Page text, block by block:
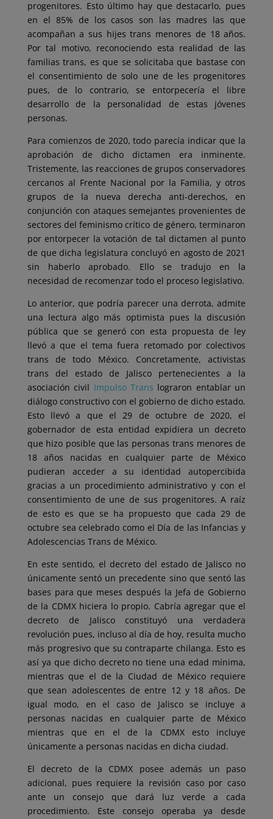
progenitores. Esto último hay que destacarlo, pues
en el 85% de los casos son las madres las que
acompañan a sus hijes trans menores de 18 años.
Por tal motivo, reconociendo esta realidad de las
familias trans, es que se solicitaba que bastase con
el consentimiento de solo une de les progenitores
pues, de lo contrario, se entorpecería el libre
desarrollo de la personalidad de estas jóvenes
personas.
Para comienzos de 2020, todo parecía indicar que la
aprobación de dicho dictamen era inminente.
Tristemente, las reacciones de grupos conservadores
cercanos al Frente Nacional por la Familia, y otros
grupos de la nueva derecha anti-derechos, en
conjunción con ataques semejantes provenientes de
sectores del feminismo crítico de género, terminaron
por entorpecer la votación de tal dictamen al punto
de que dicha legislatura concluyó en agosto de 2021
sin haberlo aprobado. Ello se tradujo en la
necesidad de recomenzar todo el proceso legislativo.
Lo anterior, que podría parecer una derrota, admite
una lectura algo más optimista pues la discusión
pública que se generó con esta propuesta de ley
llevó a que el tema fuera retomado por colectivos
trans de todo México. Concretamente, activistas
trans del estado de Jalisco pertenecientes a la
asociación civil Impulso Trans lograron entablar un
diálogo constructivo con el gobierno de dicho estado.
Esto llevó a que el 29 de octubre de 2020, el
gobernador de esta entidad expidiera un decreto
que hizo posible que las personas trans menores de
18 años nacidas en cualquier parte de México
pudieran acceder a su identidad autopercibida
gracias a un procedimiento administrativo y con el
consentimiento de une de sus progenitores. A raíz
de esto es que se ha propuesto que cada 29 de
octubre sea celebrado como el Día de las Infancias y
Adolescencias Trans de México.
En este sentido, el decreto del estado de Jalisco no
únicamente sentó un precedente sino que sentó las
bases para que meses después la Jefa de Gobierno
de la CDMX hiciera lo propio. Cabría agregar que el
decreto de Jalisco constituyó una verdadera
revolución pues, incluso al día de hoy, resulta mucho
más progresivo que su contraparte chilanga. Esto es
así ya que dicho decreto no tiene una edad mínima,
mientras que el de la Ciudad de México requiere
que sean adolescentes de entre 12 y 18 años. De
igual modo, en el caso de Jalisco se incluye a
personas nacidas en cualquier parte de México
mientras que en el de la CDMX esto incluye
únicamente a personas nacidas en dicha ciudad.
El decreto de la CDMX posee además un paso
adicional, pues requiere la revisión caso por caso
ante un consejo que dará luz verde a cada
procedimiento. Este consejo operaba ya desde